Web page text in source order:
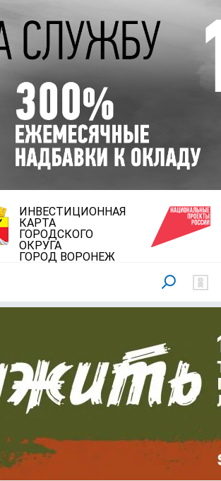
ИНВЕСТИЦИОННАЯ
КАРТА
ГОРОДСКОГО
ОКРУГА
ГОРОД ВОРОНЕЖ